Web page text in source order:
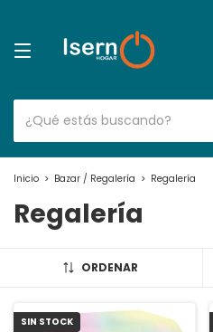
Inicio > Bazar / Regalería > Regalería
Regalería
ORDENAR
SIN STOCK